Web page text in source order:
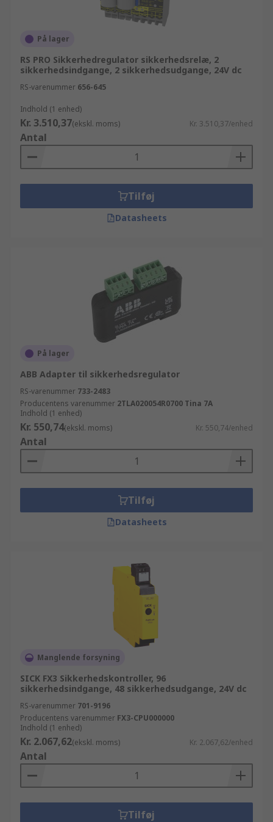
På lager
RS PRO Sikkerhedregulator sikkerhedsrelæ, 2
sikkerhedsindgange, 2 sikkerhedsudgange, 24V dc
RS-varenummer 656-645
Indhold (1 enhed)
Kr. 3.510,37(ekskl. moms) Kr. 3.510,37/enhed
Antal
Tilføj
Datasheets
På lager
ABB Adapter til sikkerhedsregulator
RS-varenummer 733-2483
Producentens varenummer 2TLA020054R0700 Tina 7A
Indhold (1 enhed)
Kr. 550,74(ekskl. moms) Kr. 550,74/enhed
Antal
Tilføj
Datasheets
Manglende forsyning
SICK FX3 Sikkerhedskontroller, 96
sikkerhedsindgange, 48 sikkerhedsudgange, 24V dc
RS-varenummer 701-9196
Producentens varenummer FX3-CPU000000
Indhold (1 enhed)
Kr. 2.067,62(ekskl. moms) Kr. 2.067,62/enhed
Antal
Tilføj